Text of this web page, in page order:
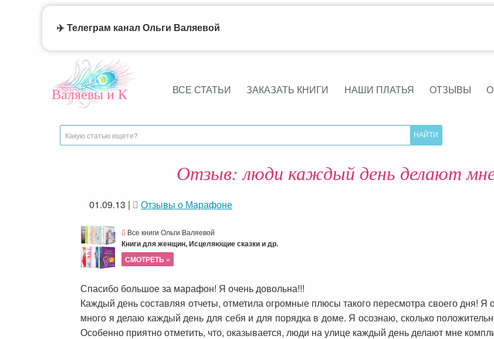
Валяевы и К ВСЕ СТАТЬИ ЗАКАЗАТЬ КНИГИ НАШИ ПЛАТЬЯ ОТЗЫВЫ
Отзыв: люди каждый день делают
01.09.13 | Отзывы о Марафоне
Все книги Ольги Валяевой
Книги для женщин, Исцеляющие сказки и др.
СМОТРЕТЬ »
Спасибо большое за марафон! Я очень довольна!!!
Каждый день составляя отчеты, отметила огромные плюсы такого пересмотра своего дня! Я
много я делаю каждый день для себя и для порядка в доме. Я осознаю, сколько
Особенно приятно отметить, что, оказывается, люди на улице каждый день делают мне
✈️ Телеграм канал Ольги Валяевой